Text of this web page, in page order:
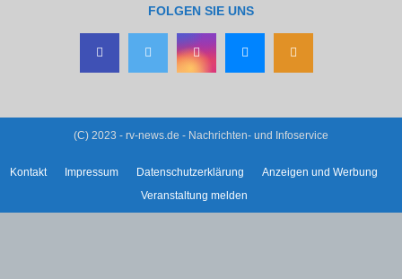
FOLGEN SIE UNS
(C) 2023 - rv-news.de - Nachrichten- und Infoservice
Kontakt Impressum Datenschutzerklärung
Anzeigen und Werbung
Veranstaltung melden